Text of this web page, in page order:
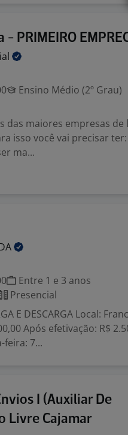
PRIMEIRO
Ensino Médio (2º Grau)
das maiores empresas de
isso você vai precisar
ma...
Entre 1 e 3 anos
Presencial
E DESCARGA Local:
Após efetivação: R$
feira: 7...
I (Auxiliar De
Livre Cajamar